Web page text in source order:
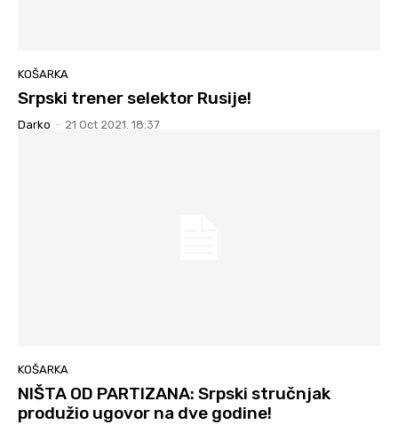
KOŠARKA
Srpski trener selektor Rusije!
Darko - 21 Oct 2021. 18:37
KOŠARKA
NIŠTA OD PARTIZANA: Srpski stručnjak
produžio ugovor na dve godine!